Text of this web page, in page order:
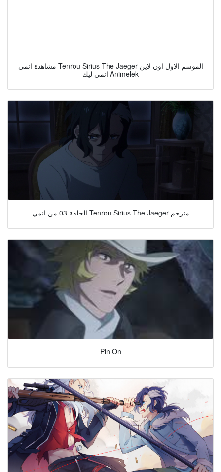
مشاهدة انمي Tenrou Sirius The Jaeger الموسم الاول اون لاين
انمي ليك Animelek
الحلقة 03 من انمي Tenrou Sirius The Jaeger مترجم
Pin On